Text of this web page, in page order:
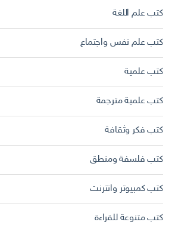
كتب علم اللغة
كتب علم نفس واجتماع
كتب علمية
كتب علمية مترجمة
كتب فكر وثقافة
كتب فلسفة ومنطق
كتب كمبيوتر وانترنت
كتب متنوعة للقراءة